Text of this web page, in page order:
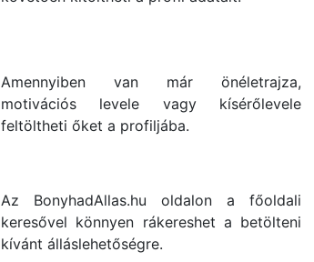
Amennyiben van már önéletrajza,
motivációs levele vagy kísérőlevele
feltöltheti őket a profiljába.
Az BonyhadAllas.hu oldalon a főoldali
keresővel könnyen rákereshet a betölteni
kívánt álláslehetőségre.